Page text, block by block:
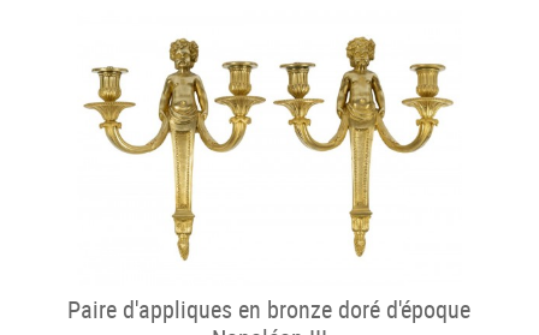
Paire d'appliques en bronze doré d'époque